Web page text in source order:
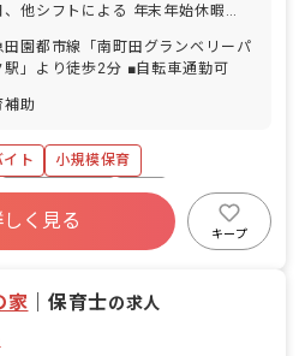
、他シフトによる 年末年始休暇
にゆとりを持たせており、お休み
談もしやすく自由に取れることで職
満足度が高いのも当法人の特徴の1
田園都市線「南町田グランベリーパ
ーク駅」より徒歩2分 ■自転車通勤可
補助
イト
小規模保育
社会保険完備
有給
駅近5分以内
週2.3日~OK
しく見る
キープ
家 ｜保育士の求人